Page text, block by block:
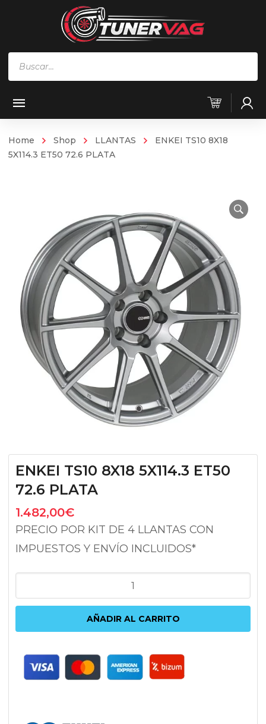
Home Shop LLANTAS
ENKEI TS10 8X18
5X114.3 ET50 72.6 PLATA
ENKEI TS10 8X18 5X114.3 ET50
72.6 PLATA
1.482,00€
PRECIO POR KIT DE 4 LLANTAS CON
IMPUESTOS Y ENVÍO INCLUIDOS*
TS10
5X114.3
72.6
PLATA
AÑADIR AL CARRITO